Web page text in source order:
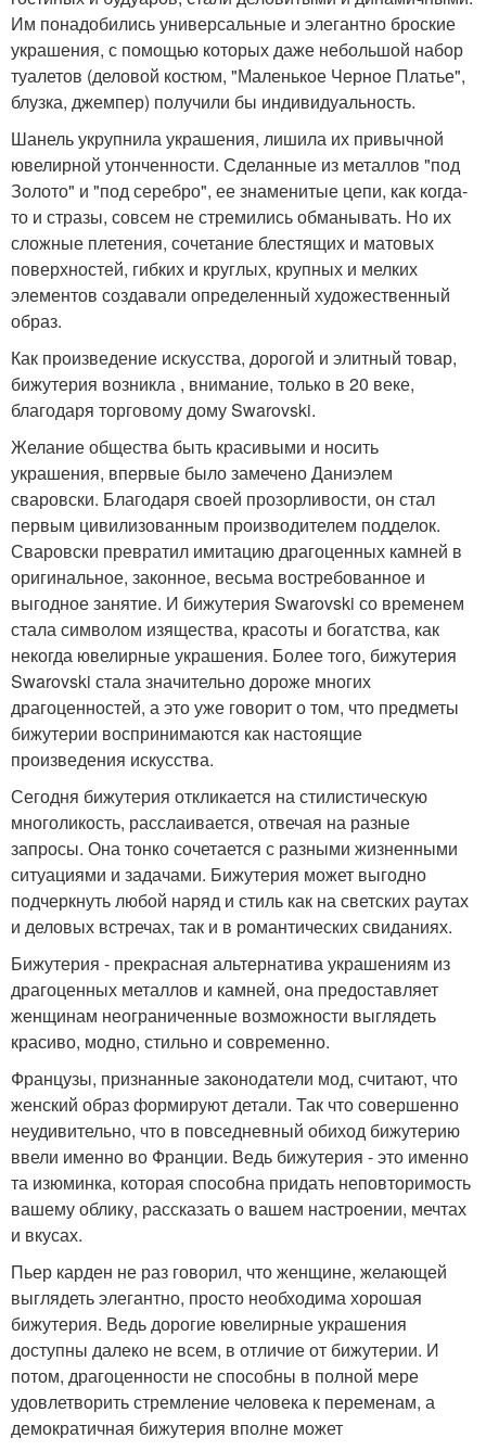
Им понадобились универсальные и элегантно броские
украшения, с помощью которых даже небольшой набор
туалетов (деловой костюм, "Маленькое Черное Платье",
блузка, джемпер) получили бы индивидуальность.
Шанель укрупнила украшения, лишила их привычной
ювелирной утонченности. Сделанные из металлов "под
Золото" и "под серебро", ее знаменитые цепи, как когда-
то и стразы, совсем не стремились обманывать. Но их
сложные плетения, сочетание блестящих и матовых
поверхностей, гибких и круглых, крупных и мелких
элементов создавали определенный художественный
образ.
Как произведение искусства, дорогой и элитный товар,
бижутерия возникла , внимание, только в 20 веке,
благодаря торговому дому Swarovski.
Желание общества быть красивыми и носить
украшения, впервые было замечено Даниэлем
сваровски. Благодаря своей прозорливости, он стал
первым цивилизованным производителем подделок.
Сваровски превратил имитацию драгоценных камней в
оригинальное, законное, весьма востребованное и
выгодное занятие. И бижутерия Swarovski со временем
стала символом изящества, красоты и богатства, как
некогда ювелирные украшения. Более того, бижутерия
Swarovski стала значительно дороже многих
драгоценностей, а это уже говорит о том, что предметы
бижутерии воспринимаются как настоящие
произведения искусства.
Сегодня бижутерия откликается на стилистическую
многоликость, расслаивается, отвечая на разные
запросы. Она тонко сочетается с разными жизненными
ситуациями и задачами. Бижутерия может выгодно
подчеркнуть любой наряд и стиль как на светских раутах
и деловых встречах, так и в романтических свиданиях.
Бижутерия - прекрасная альтернатива украшениям из
драгоценных металлов и камней, она предоставляет
женщинам неограниченные возможности выглядеть
красиво, модно, стильно и современно.
Французы, признанные законодатели мод, считают, что
женский образ формируют детали. Так что совершенно
неудивительно, что в повседневный обиход бижутерию
ввели именно во Франции. Ведь бижутерия - это именно
та изюминка, которая способна придать неповторимость
вашему облику, рассказать о вашем настроении, мечтах
и вкусах.
Пьер карден не раз говорил, что женщине, желающей
выглядеть элегантно, просто необходима хорошая
бижутерия. Ведь дорогие ювелирные украшения
доступны далеко не всем, в отличие от бижутерии. И
потом, драгоценности не способны в полной мере
удовлетворить стремление человека к переменам, а
демократичная бижутерия вполне может